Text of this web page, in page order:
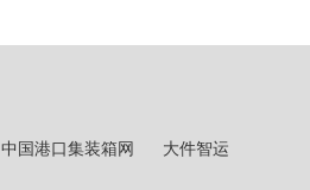
中国港口集装箱网
大件智运